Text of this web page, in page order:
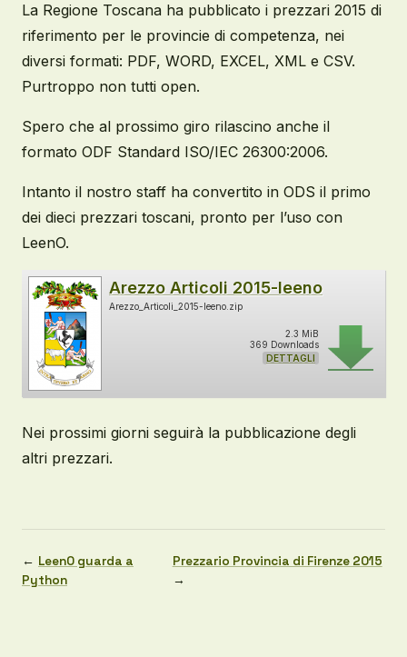
La Regione Toscana ha pubblicato i prezzari 2015 di
riferimento per le provincie di competenza, nei
diversi formati: PDF, WORD, EXCEL, XML e CSV.
Purtroppo non tutti open.
Spero che al prossimo giro rilascino anche il
formato ODF Standard ISO/IEC 26300:2006.
Intanto il nostro staff ha convertito in ODS il primo
dei dieci prezzari toscani, pronto per l’uso con
LeenO.
Arezzo Articoli 2015-leeno
Arezzo_Articoli_2015-leeno.zip
2.3 MiB
369 Downloads
DETTAGLI
Nei prossimi giorni seguirà la pubblicazione degli
altri prezzari.
← LeenO guarda a
Python
Prezzario Provincia di Firenze 2015
→